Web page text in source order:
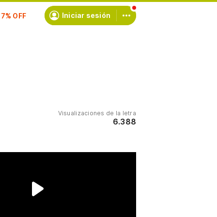
Iniciar sesión
Visualizaciones de la letra
6.388